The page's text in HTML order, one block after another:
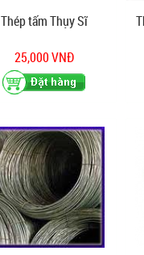
Thép tấm Thụy Sĩ
25,000 VNĐ